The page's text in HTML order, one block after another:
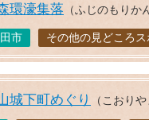
環濠集落 （ふじのもりか
市 その他の見どころス
城下町めぐり （こおり